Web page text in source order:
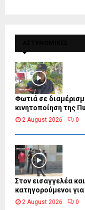
Φωτιά σε
κινητοποίηση της
2 August 2026 0
Στον εισαγγελέα
κατηγορούμενοι
2 August 2026 0